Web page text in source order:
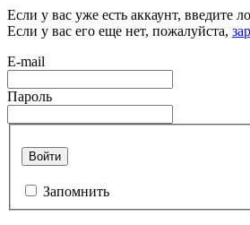
Если у вас уже есть аккаунт, введите
Если у вас его еще нет, пожалуйста,
E-mail
Пароль
Войти
Запомнить